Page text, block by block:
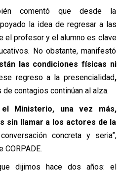
comentó que desde la
la idea de regresar a las
el profesor y el alumno es clave
No obstante, manifestó
las condiciones físicas ni
regreso a la presencialidad,
contagios continúan al alza.
el Ministerio, una vez más,
sin llamar a los actores de la
concreta y seria”,
dijimos hace dos años: el